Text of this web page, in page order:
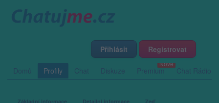
Přihlásit Registrovat
Domů Profily Chat Diskuze Premium Chat Rádio
Základní informace Detailní informace Zeď